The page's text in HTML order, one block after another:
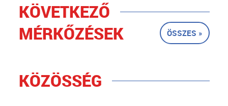
KÖVETKEZŐ
MÉRKŐZÉSEK
ÖSSZES »
KÖZÖSSÉG